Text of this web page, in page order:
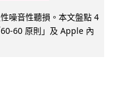
噪音性聽損。本文盤點 4
60 原則」及 Apple 內